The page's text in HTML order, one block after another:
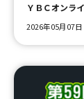
ＹＢＣオンラ
2026年05月07日